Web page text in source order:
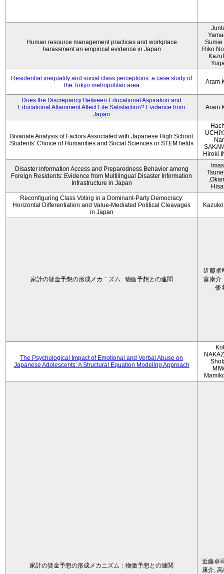
Human resource management practices and workplace
harassment:an empirical evidence in Japan
Sumie
Riko
Residential inequality and social class perceptions: a case study of
the Tokyo metropolitan area
Aram
Does the Discrepancy Between Educational Aspiration and
Educational Attainment Affect Life Satisfaction? Evidence from
Japan
Aram
Bivariate Analysis of Factors Associated with Japanese High School
Students’ Choice of Humanities and Social Sciences or STEM fields
Hiroki
Disaster Information Access and Preparedness Behavior among
Foreign Residents: Evidence from Multilingual Disaster Information
Infrastructure in Japan
Reconfiguring Class Voting in a Dominant-Party Democracy:
Horizontal Differentiation and Value-Mediated Political Cleavages
in Japan
家計の賃金予想の形成メカニズム : 物価予想との連関
近藤卓
富康介
優
The Psychological Impact of Emotional and Verbal Abuse on
Japanese Adolescents: A Structural Equation Modeling Approach
家計の賃金予想の形成メカニズム：物価予想との連関
近藤卓
康介,